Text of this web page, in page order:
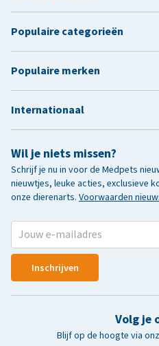
Wil je niets missen?
Schrijf je nu in voor de Medpets
nieuwtjes, leuke acties, exclusieve
onze dierenarts. Voorwaarden
Inschrijven
Volg je
Blijf op de hoogte via
Populaire categorieën
Populaire merken
Internationaal